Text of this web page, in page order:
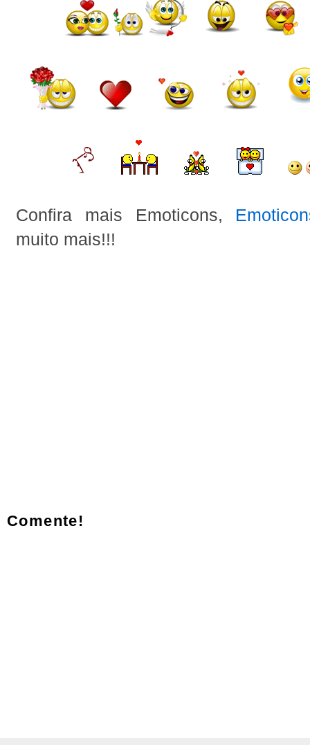
Confira mais Emoticons,
muito mais!!!
Comente!